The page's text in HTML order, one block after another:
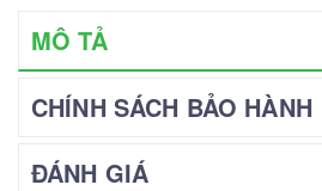
MÔ TẢ
CHÍNH SÁCH BẢO HÀNH
ĐÁNH GIÁ